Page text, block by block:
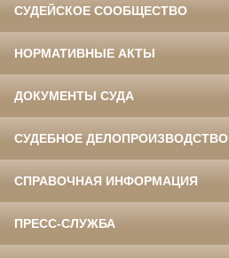
СУДЕЙСКОЕ СООБЩЕСТВО
НОРМАТИВНЫЕ АКТЫ
ДОКУМЕНТЫ СУДА
СУДЕБНОЕ ДЕЛОПРОИЗВОДСТВО
СПРАВОЧНАЯ ИНФОРМАЦИЯ
ПРЕСС-СЛУЖБА